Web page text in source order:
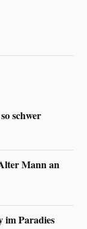
schwer
Mann an
im Paradies